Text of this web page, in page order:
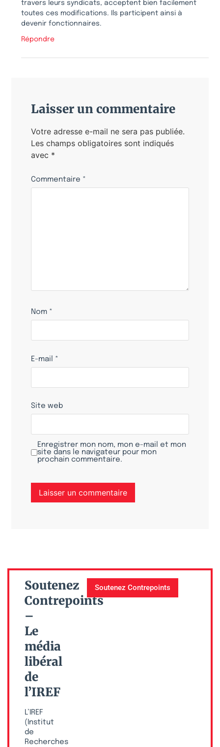
travers leurs syndicats, acceptent bien facilement
toutes ces modifications. Ils participent ainsi à
devenir fonctionnaires.
Répondre
Laisser un commentaire
Votre adresse e-mail ne sera pas publiée.
Les champs obligatoires sont indiqués
avec *
Commentaire *
Nom *
E-mail *
Site web
Enregistrer mon nom, mon e-mail et mon
site dans le navigateur pour mon
prochain commentaire.
Soutenez
Contrepoints
–
Le
média
libéral
de
l’IREF
L’IREF
(Institut
de
Recherches
Soutenez Contrepoints